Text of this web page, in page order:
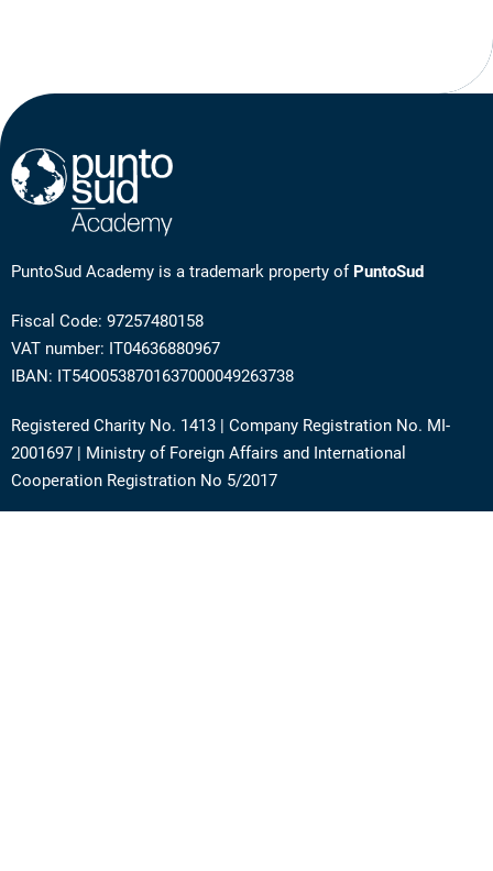
PuntoSud Academy is a trademark property of PuntoSud
Fiscal Code: 97257480158
VAT number: IT04636880967
IBAN: IT54O0538701637000049263738
Registered Charity No. 1413 | Company Registration No. MI-
2001697 | Ministry of Foreign Affairs and International
Cooperation Registration No 5/2017